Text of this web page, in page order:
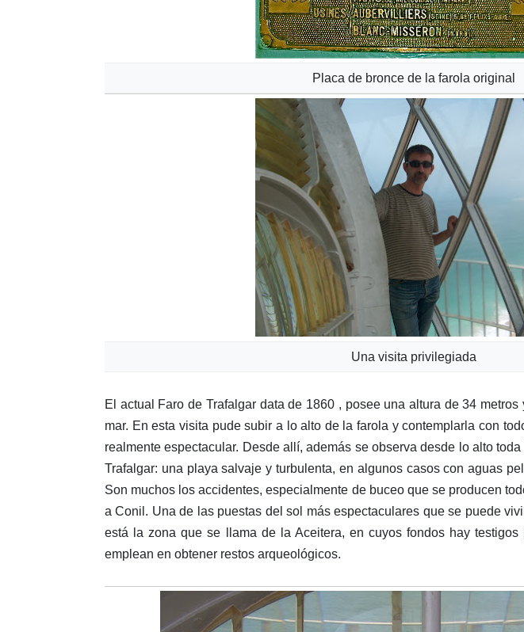
Placa de bronce de la farola original
Una visita privilegiada
El actual Faro de Trafalgar data de 1860 , posee una altura de 34
mar. En esta visita pude subir a lo alto de la farola y contemplarla con
realmente espectacular. Desde allí, además se observa desde lo alto
Trafalgar: una playa salvaje y turbulenta, en algunos casos con aguas
Son muchos los accidentes, especialmente de buceo que se producen
a Conil. Una de las puestas del sol más espectaculares que se puede
está la zona que se llama de la Aceitera, en cuyos fondos hay
emplean en obtener restos arqueológicos.